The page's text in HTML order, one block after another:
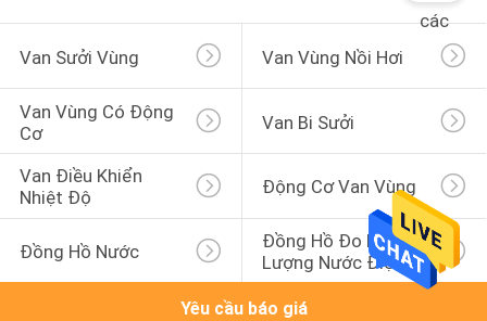
các
Van Sưởi Vùng
Van Vùng Nồi Hơi
Van Vùng Có Động
Cơ
Van Bi Sưởi
Van Điều Khiển
Nhiệt Độ
Động Cơ Van Vùng
Đồng Hồ Nước
Đồng Hồ Đo Lưu
Lượng Nước Điện Từ
Yêu cầu báo giá